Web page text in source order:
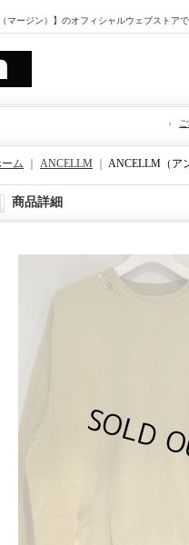
マージン）】のオフィシャルウェブストア
ム ANCELLM ANCELLM（ア
商品詳細